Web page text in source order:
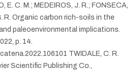
E. C. M.; MEDEIROS, J. R.; FONSECA,
R. Organic carbon rich-soils in the
paleoenvironmental implications.
p. 14.
TWIDALE, C. R.
Scientific Publishing Co.,